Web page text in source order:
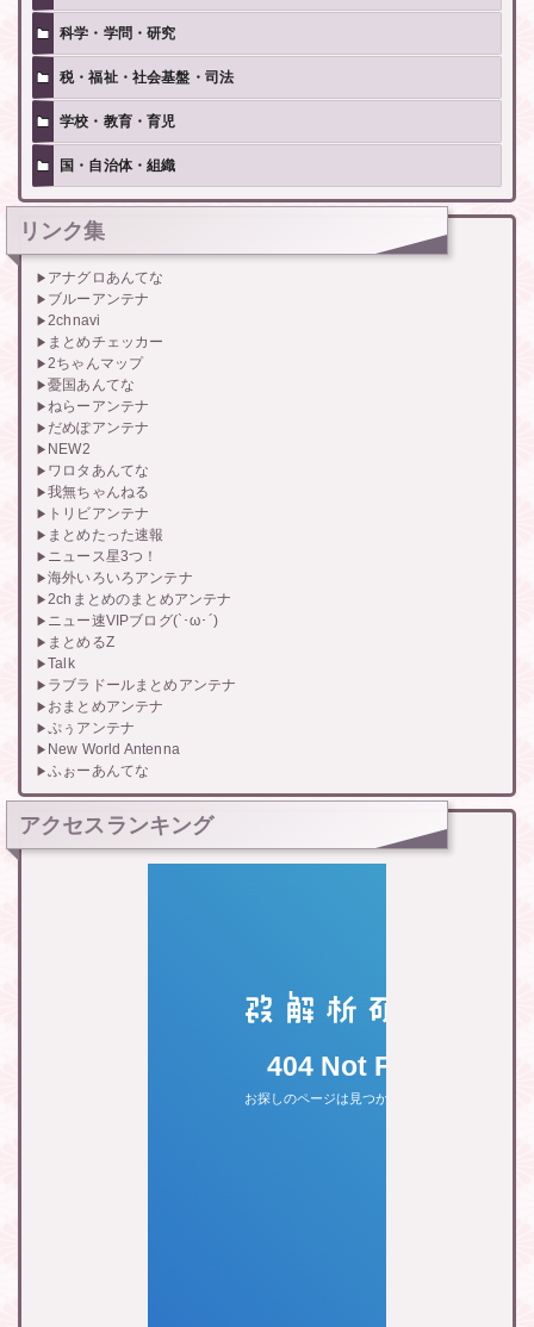
科学・学問・研究
税・福祉・社会基盤・司法
学校・教育・育児
国・自治体・組織
リンク集
アナグロあんてな
ブルーアンテナ
2chnavi
まとめチェッカー
2ちゃんマップ
憂国あんてな
ねらーアンテナ
だめぽアンテナ
NEW2
ワロタあんてな
我無ちゃんねる
トリビアンテナ
まとめたった速報
ニュース星3つ！
海外いろいろアンテナ
2chまとめのまとめアンテナ
ニュー速VIPブログ(`･ω･´)
まとめるZ
Talk
ラブラドールまとめアンテナ
おまとめアンテナ
ぷぅアンテナ
New World Antenna
ふぉーあんてな
アクセスランキング